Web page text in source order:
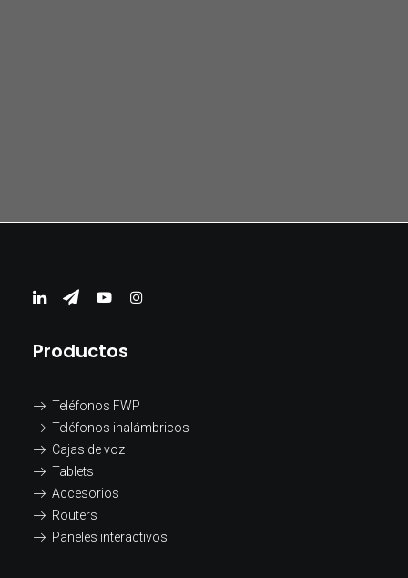
Productos
Teléfonos FWP
Teléfonos inalámbricos
Cajas de voz
Tablets
Accesorios
Routers
Paneles interactivos